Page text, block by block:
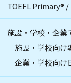
TOEFL Primary® /
施設・学校・企業
施設・学校向け
企業・学校向け